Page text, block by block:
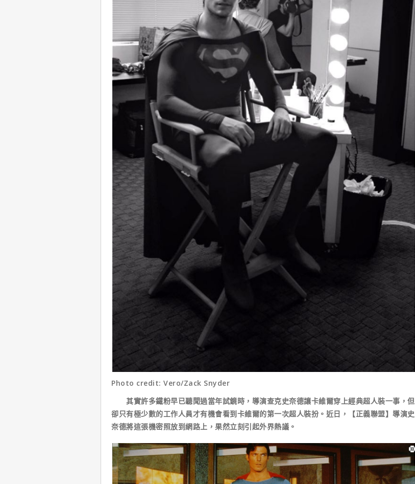
Photo credit: Vero/Zack Snyder
其實許多鐵粉早已聽聞過當年試鏡時，導演查克史奈德讓卡維爾穿上經典超人裝一事，但
卻只有極少數的工作人員才有機會看到卡維爾的第一次超人裝扮。近日，【正義聯盟】導演史
奈德將這張機密照放到網路上，果然立刻引起外界熱議。